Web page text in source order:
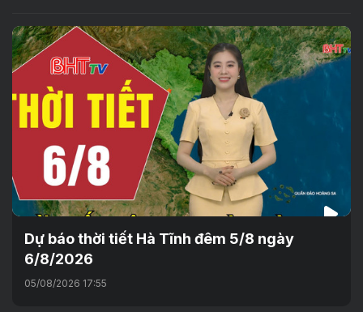
Dự báo thời tiết Hà Tĩnh đêm 5/8 ngày
6/8/2026
05/08/2026 17:55